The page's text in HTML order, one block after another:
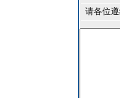
请各位遵